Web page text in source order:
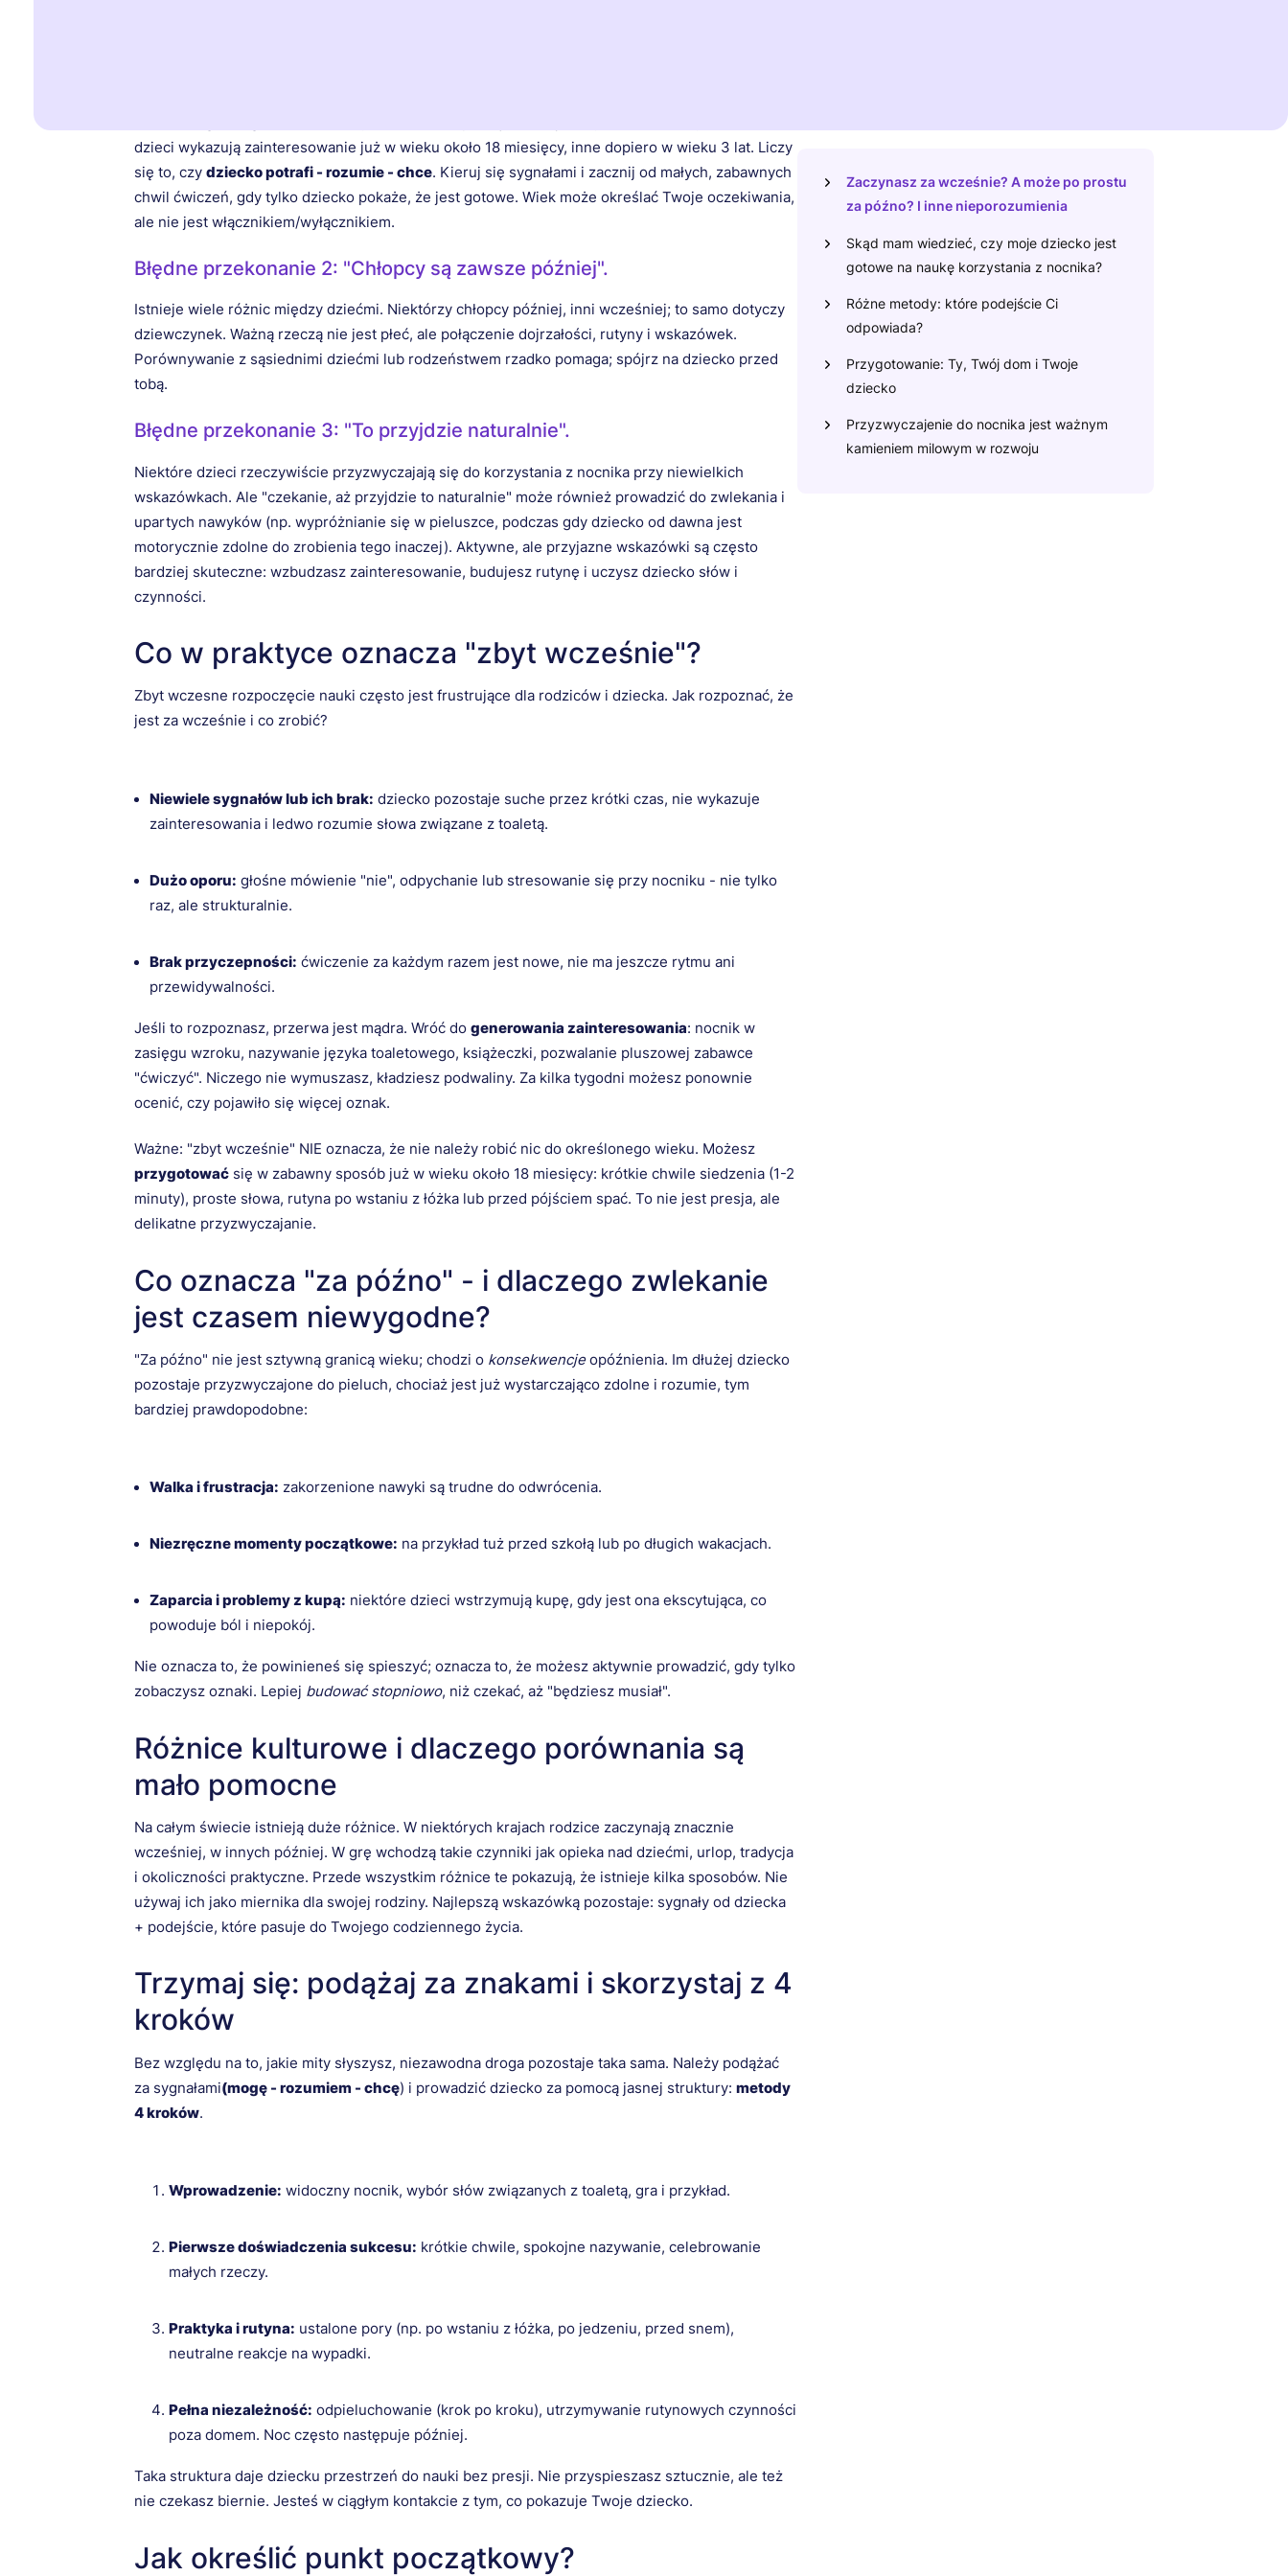
dzieci wykazują zainteresowanie już w wieku około 18 miesięcy, inne dopiero w wieku 3 lat. Liczy
się to, czydziecko potrafi - rozumie - chce. Kieruj się sygnałami i zacznij od małych, zabawnych
chwil ćwiczeń, gdy tylko dziecko pokaże, że jest gotowe. Wiek może określać Twoje oczekiwania,
ale nie jest włącznikiem/wyłącznikiem.
Błędne przekonanie 2: "Chłopcy są zawsze później".
Istnieje wiele różnic między dziećmi. Niektórzy chłopcy później, inni wcześniej; to samo dotyczy
dziewczynek. Ważną rzeczą nie jest płeć, ale połączenie dojrzałości, rutyny i wskazówek.
Porównywanie z sąsiednimi dziećmi lub rodzeństwem rzadko pomaga; spójrz na dziecko przed
tobą.
Błędne przekonanie 3: "To przyjdzie naturalnie".
Niektóre dzieci rzeczywiście przyzwyczajają się do korzystania z nocnika przy niewielkich
wskazówkach. Ale "czekanie, aż przyjdzie to naturalnie" może również prowadzić do zwlekania i
upartych nawyków (np. wypróżnianie się w pieluszce, podczas gdy dziecko od dawna jest
motorycznie zdolne do zrobienia tego inaczej). Aktywne, ale przyjazne wskazówki są często
bardziej skuteczne: wzbudzasz zainteresowanie, budujesz rutynę i uczysz dziecko słów i
czynności.
Co w praktyce oznacza "zbyt wcześnie"?
Zbyt wczesne rozpoczęcie nauki często jest frustrujące dla rodziców i dziecka. Jak rozpoznać, że
jest za wcześnie i co zrobić?
Niewiele sygnałów lub ich brak: dziecko pozostaje suche przez krótki czas, nie wykazuje
zainteresowania i ledwo rozumie słowa związane z toaletą.
Dużo oporu: głośne mówienie "nie", odpychanie lub stresowanie się przy nocniku - nie tylko
raz, ale strukturalnie.
Brak przyczepności: ćwiczenie za każdym razem jest nowe, nie ma jeszcze rytmu ani
przewidywalności.
Jeśli to rozpoznasz, przerwa jest mądra. Wróć dogenerowania zainteresowania: nocnik w
zasięgu wzroku, nazywanie języka toaletowego, książeczki, pozwalanie pluszowej zabawce
"ćwiczyć". Niczego nie wymuszasz, kładziesz podwaliny. Za kilka tygodni możesz ponownie
ocenić, czy pojawiło się więcej oznak.
Ważne: "zbyt wcześnie" NIE oznacza, że nie należy robić nic do określonego wieku. Możesz
przygotować się w zabawny sposób już w wieku około 18 miesięcy: krótkie chwile siedzenia (1-2
minuty), proste słowa, rutyna po wstaniu z łóżka lub przed pójściem spać. To nie jest presja, ale
delikatne przyzwyczajanie.
Co oznacza "za późno" - i dlaczego zwlekanie
jest czasem niewygodne?
"Za późno" nie jest sztywną granicą wieku; chodzi o konsekwencjeopóźnienia. Im dłużej dziecko
pozostaje przyzwyczajone do pieluch, chociaż jest już wystarczająco zdolne i rozumie, tym
bardziej prawdopodobne:
Walka i frustracja: zakorzenione nawyki są trudne do odwrócenia.
Niezręczne momenty początkowe: na przykład tuż przed szkołą lub po długich wakacjach.
Zaparcia i problemy z kupą: niektóre dzieci wstrzymują kupę, gdy jest ona ekscytująca, co
powoduje ból i niepokój.
Nie oznacza to, że powinieneś się spieszyć; oznacza to, że możesz aktywnie prowadzić, gdy tylko
zobaczysz oznaki. Lepiej budować stopniowo, niż czekać, aż "będziesz musiał".
Różnice kulturowe i dlaczego porównania są
mało pomocne
Na całym świecie istnieją duże różnice. W niektórych krajach rodzice zaczynają znacznie
wcześniej, w innych później. W grę wchodzą takie czynniki jak opieka nad dziećmi, urlop, tradycja
i okoliczności praktyczne. Przede wszystkim różnice te pokazują, że istnieje kilka sposobów. Nie
używaj ich jako miernika dla swojej rodziny. Najlepszą wskazówką pozostaje: sygnały od dziecka
+ podejście, które pasuje do Twojego codziennego życia.
Trzymaj się: podążaj za znakami i skorzystaj z 4
kroków
Bez względu na to, jakie mity słyszysz, niezawodna droga pozostaje taka sama. Należy podążać
za sygnałami(mogę - rozumiem - chcę) i prowadzić dziecko za pomocą jasnej struktury:metody
4 kroków.
Wprowadzenie: widoczny nocnik, wybór słów związanych z toaletą, gra i przykład.
Pierwsze doświadczenia sukcesu: krótkie chwile, spokojne nazywanie, celebrowanie
małych rzeczy.
Praktyka i rutyna: ustalone pory (np. po wstaniu z łóżka, po jedzeniu, przed snem),
neutralne reakcje na wypadki.
Pełna niezależność: odpieluchowanie (krok po kroku), utrzymywanie rutynowych czynności
poza domem. Noc często następuje później.
Taka struktura daje dziecku przestrzeń do nauki bez presji. Nie przyspieszasz sztucznie, ale też
nie czekasz biernie. Jesteś w ciągłym kontakcie z tym, co pokazuje Twoje dziecko.
Jak określić punkt początkowy?
Zaczynasz za wcześnie? A może po prostu
za późno? I inne nieporozumienia
Skąd mam wiedzieć, czy moje dziecko jest
gotowe na naukę korzystania z nocnika?
Różne metody: które podejście Ci
odpowiada?
Przygotowanie: Ty, Twój dom i Twoje
dziecko
Przyzwyczajenie do nocnika jest ważnym
kamieniem milowym w rozwoju